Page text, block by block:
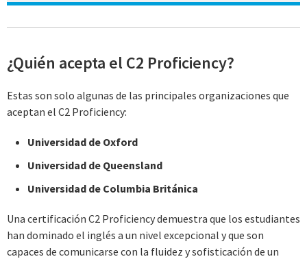
¿Quién acepta el C2 Proficiency?
Estas son solo algunas de las principales organizaciones que
aceptan el C2 Proficiency:
Universidad de Oxford
Universidad de Queensland
Universidad de Columbia Británica
Una certificación C2 Proficiency demuestra que los estudiantes
han dominado el inglés a un nivel excepcional y que son
capaces de comunicarse con la fluidez y sofisticación de un